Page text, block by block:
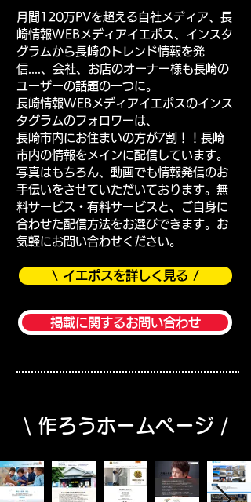
月間120万PVを超える自社メディア、長
崎情報WEBメディアイエポス、インスタ
グラムから長崎のトレンド情報を発
信....、会社、お店のオーナー様も長崎の
ユーザーの話題の一つに。
長崎情報WEBメディアイエポスのインス
タグラムのフォロワーは、
長崎市内にお住まいの方が7割！！長崎
市内の情報をメインに配信しています。
写真はもちろん、動画でも情報発信のお
手伝いをさせていただいております。無
料サービス・有料サービスと、ご自身に
合わせた配信方法をお選びできます。お
気軽にお問い合わせください。
\ イエポスを詳しく見る /
掲載に関するお問い合わせ
\ 作ろうホームページ /